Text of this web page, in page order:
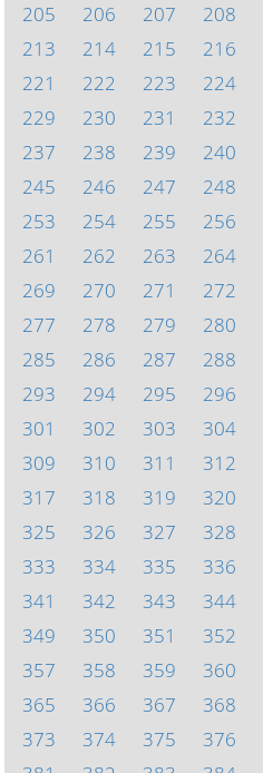
205
206 207 208
213
214 215 216
221
222 223 224
229
230 231 232
237
238 239 240
245
246 247 248
253
254 255 256
261
262 263 264
269
270 271 272
277
278 279 280
285
286 287 288
293
294 295 296
301
302 303 304
309
310 311 312
317
318 319 320
325
326 327 328
333
334 335 336
341
342 343 344
349
350 351 352
357
358 359 360
365
366 367 368
373
374 375 376